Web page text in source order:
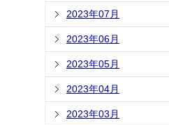
2023年07月
2023年06月
2023年05月
2023年04月
2023年03月